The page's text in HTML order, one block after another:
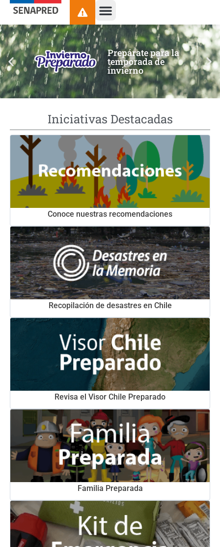
contenido
Prepárate para la
temporada de
invierno
Iniciativas Destacadas
Conoce nuestras recomendaciones
Recopilación de desastres en Chile
Revisa el Visor Chile Preparado
Familia Preparada